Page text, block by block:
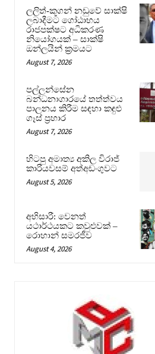
ලලිත්-කූගන් නඩුවේ සාක්ෂි
ලබාදීමට ගෝඨාභය
රාජපක්ෂට අධිකරණ
නියෝගයක් – සාක්ෂි
ඔන්ලයින් ක්‍රමයට
August 7, 2026
පල්ලන්සේන
බන්ධනාගාරයේ තත්ත්වය
පාලනය කිරීම සඳහා කඳුළු
ගෑස් ප්‍රහාර
August 7, 2026
හිටපු අමාත්‍ය අකිල විරාජ්
කාරියවසම් අත්අඩංගුවට
August 5, 2026
අභිසාරී: වෙනත්
යථාර්ථයකට කවුළුවක් –
රොහාන් සමරජීව
August 4, 2026